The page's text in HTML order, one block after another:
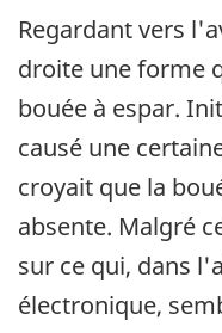
Regardant vers
droite une forme
bouée à espar.
causé une
croyait que la
absente. Malgré
sur ce qui, dans
électronique,